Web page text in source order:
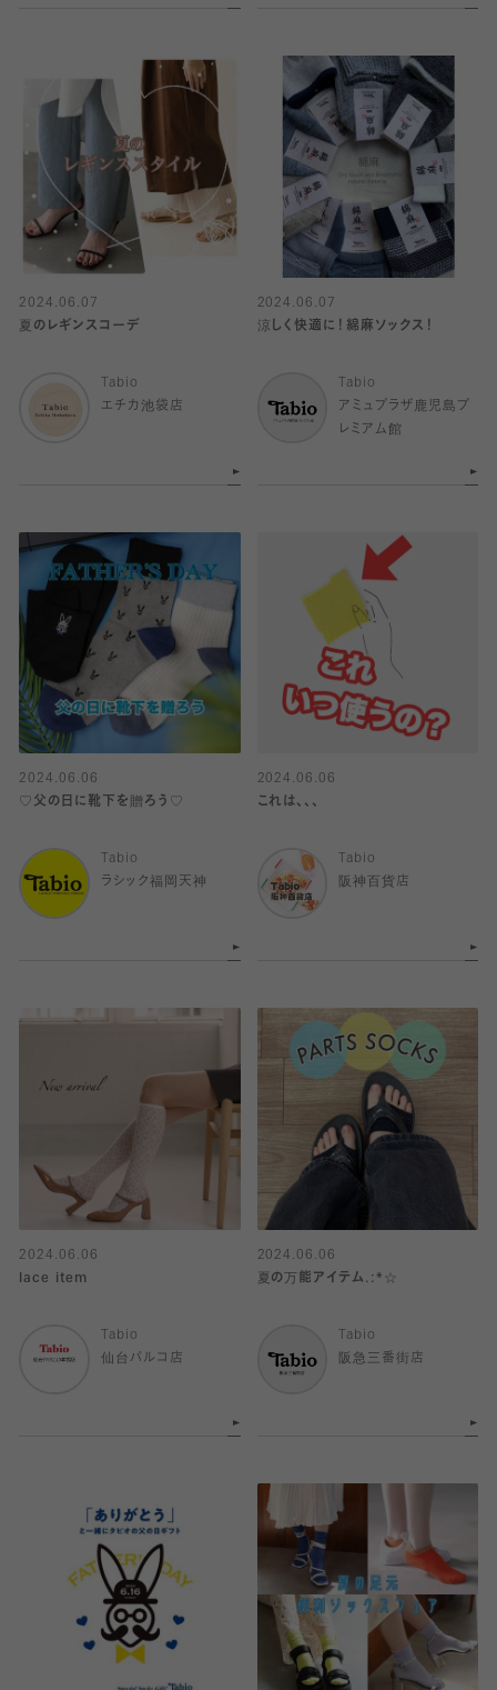
2024.06.07
夏のレギンスコーデ
Tabio
エチカ池袋店
2024.06.07
涼しく快適に！綿麻ソックス！
Tabio
アミュプラザ鹿児島プ
レミアム館
2024.06.06
♡父の日に靴下を贈ろう♡
Tabio
ラシック福岡天神
2024.06.06
これは、、、
Tabio
阪神百貨店
2024.06.06
lace item
Tabio
仙台パルコ店
2024.06.06
夏の万能アイテム.:*☆
Tabio
阪急三番街店